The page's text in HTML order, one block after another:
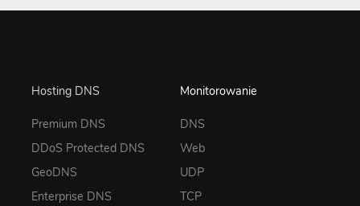
Hosting DNS
Premium DNS
DDoS Protected DNS
GeoDNS
Enterprise DNS
Monitorowanie
DNS
Web
UDP
TCP